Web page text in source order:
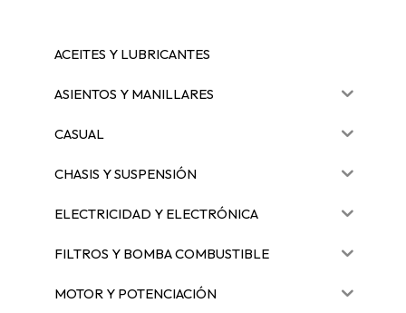
ACEITES Y LUBRICANTES
ASIENTOS Y MANILLARES
CASUAL
CHASIS Y SUSPENSIÓN
ELECTRICIDAD Y ELECTRÓNICA
FILTROS Y BOMBA COMBUSTIBLE
MOTOR Y POTENCIACIÓN